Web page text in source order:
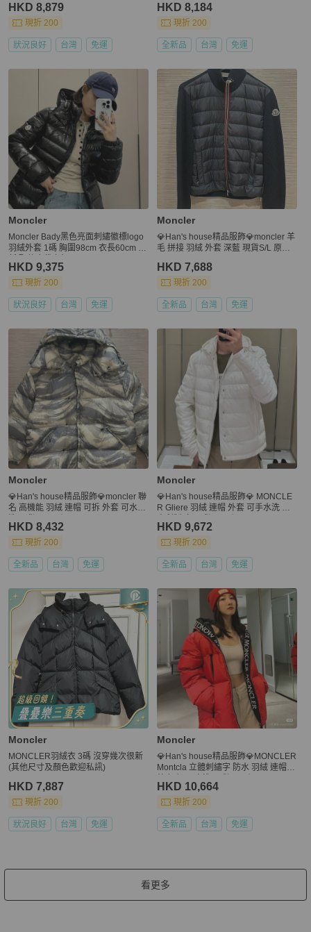
HKD 8,879
現折 200
狀況良好 台灣 免運
HKD 8,184
現折 200
全新品 台灣 免運
Moncler
Moncler Bady黑色亮面刺繡徽標logo
羽絨外套 1碼 胸圍98cm 衣長60cm 9
HKD 9,375
現折 200
狀況良好 台灣 免運
Moncler
💎Han's house精品服飾💎moncler 羊
毛 拼接 羽絨 外套 深藍 現貨S/L 原價
HKD 7,688
現折 200
全新品 台灣 免運
Moncler
💎Han's house精品服飾💎moncler 聯
名 高機能 羽絨 連帽 可拆 外套 可水手
HKD 8,432
現折 200
全新品 台灣 免運
Moncler
💎Han's house精品服飾💎 MONCLE
R Gliere 羽絨 連帽 外套 可手水洗 義
HKD 9,672
現折 200
全新品 台灣 免運
Moncler
MONCLER羽絨衣 3碼 沒穿幾次很新
(其他尺寸及顏色歡迎私訊)
HKD 7,887
現折 200
狀況良好 台灣 免運
Moncler
💎Han's house精品服飾💎MONCLER
Montcla 立體刺繡字 防水 羽絨 連帽
HKD 10,664
現折 200
全新品 台灣 免運
看更多